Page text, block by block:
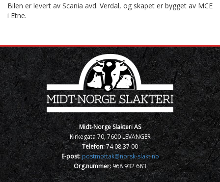
Bilen er levert av Scania avd. Verdal, og skapet er bygget av MCE
i Etne.
Midt-Norge Slakteri AS
Kirkegata 70, 7600 LEVANGER
Telefon:74 08 37 00
E-post:postmottak@norsk-slakt.no
Org.nummer:968 932 683